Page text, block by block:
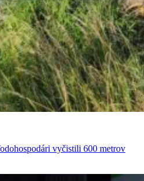
vyčistili 600 metrov